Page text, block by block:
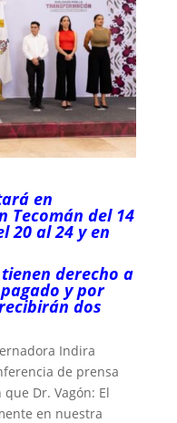
en
Tecomán del 14
20 al 24 y en
derecho a
y por
dos
Indira
de prensa
Dr. Vagón: El
en nuestra